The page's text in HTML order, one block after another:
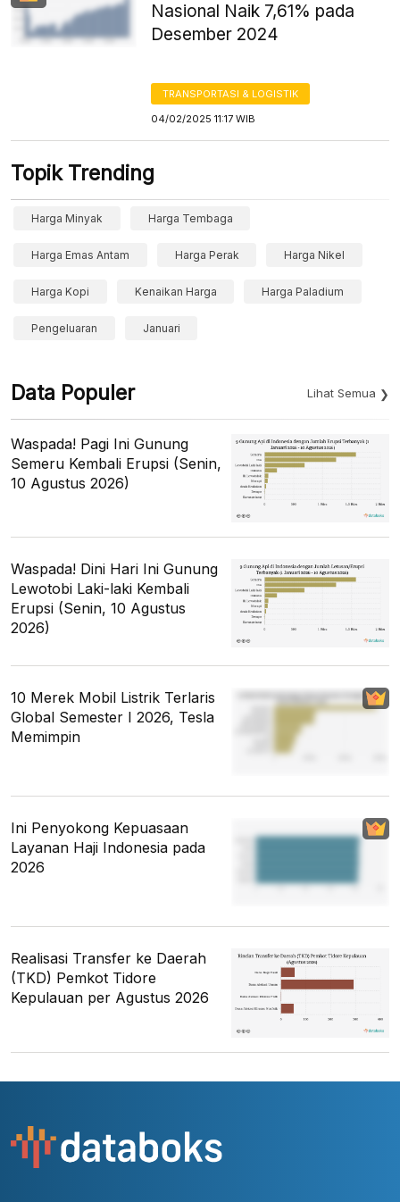
Nasional Naik 7,61% pada
Desember 2024
TRANSPORTASI & LOGISTIK
04/02/2025 11:17 WIB
Topik Trending
Harga Minyak Harga Tembaga
Harga Emas Antam Harga Perak Harga Nikel
Harga Kopi Kenaikan Harga Harga Paladium
Pengeluaran Januari
Data Populer Lihat Semua
Waspada! Pagi Ini Gunung
Semeru Kembali Erupsi (Senin,
10 Agustus 2026)
Waspada! Dini Hari Ini Gunung
Lewotobi Laki-laki Kembali
Erupsi (Senin, 10 Agustus
2026)
10 Merek Mobil Listrik Terlaris
Global Semester I 2026, Tesla
Memimpin
Ini Penyokong Kepuasaan
Layanan Haji Indonesia pada
2026
Realisasi Transfer ke Daerah
(TKD) Pemkot Tidore
Kepulauan per Agustus 2026